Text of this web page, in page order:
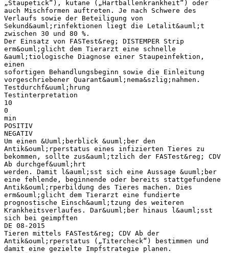
„Staupetick“), kutane („Hartballenkrankheit“) oder
auch Mischformen auftreten. Je nach Schwere des
Verlaufs sowie der Beteiligung von
Sekund&auml;rinfektionen liegt die Letalit&auml;t
zwischen 30 und 80 %.
Der Einsatz von FASTest&reg; DISTEMPER Strip
erm&ouml;glicht dem Tierarzt eine schnelle
&auml;tiologische Diagnose einer Staupeinfektion,
einen
sofortigen Behandlungsbeginn sowie die Einleitung
vorgeschriebener Quarant&auml;nema&szlig;nahmen.
Testdurchf&uuml;hrung
Testinterpretation
10
0
min
POSITIV
NEGATIV
Um einen &Uuml;berblick &uuml;ber den
Antik&ouml;rperstatus eines infizierten Tieres zu
bekommen, sollte zus&auml;tzlich der FASTest&reg; CDV
Ab durchgef&uuml;hrt
werden. Damit l&auml;sst sich eine Aussage &uuml;ber
eine fehlende, beginnende oder bereits stattgefundene
Antik&ouml;rperbildung des Tieres machen. Dies
erm&ouml;glicht dem Tierarzt eine fundierte
prognostische Einsch&auml;tzung des weiteren
Krankheitsverlaufes. Dar&uuml;ber hinaus l&auml;sst
sich bei geimpften
DE 08-2015
Tieren mittels FASTest&reg; CDV Ab der
Antik&ouml;rperstatus („Titercheck“) bestimmen und
damit eine gezielte Impfstrategie planen.